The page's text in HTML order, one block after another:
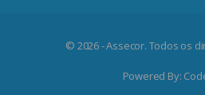
© 2026 - Assecor. Todos os
Powered By: